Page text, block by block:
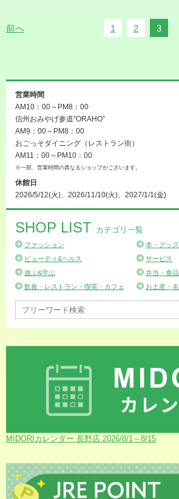
前へ 1 2 3
営業時間
AM10：00～PM8：00
信州おみやげ参道”ORAHO”
AM9：00～PM8：00
おごっそダイニング（レストラン街）
AM11：00～PM10：00
※一部、営業時間の異なるショップがございます。
休館日
2026/5/12(火)、2026/11/10(火)、2027/1/1(金)
SHOP LIST カテゴリ一覧
ファッション
本・グッズ
ビューティ&ヘルス
サービス
遊ぶ&学ぶ
弁当・食品
飲食・レストラン・喫茶・カフェ
お土産・
MIDORIカレンダー 長野店 2026/8/1～8/15